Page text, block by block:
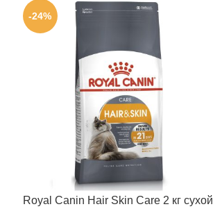
-24%
Royal Canin Hair Skin Care 2 кг сухой